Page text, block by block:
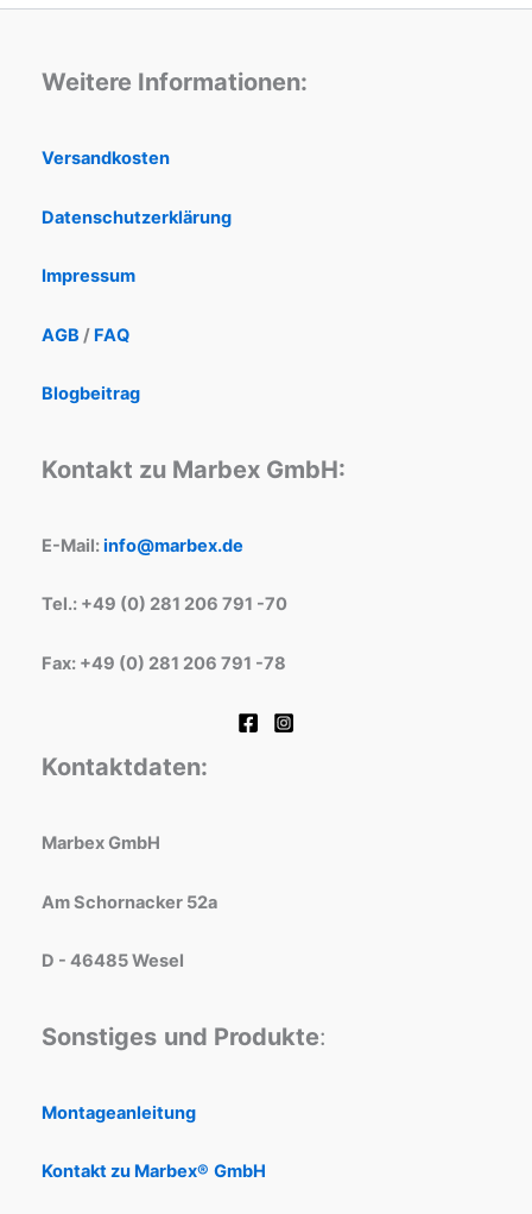
Weitere Informationen:
Versandkosten
Datenschutzerklärung
Impressum
AGB / FAQ
Blogbeitrag
Kontakt zu Marbex GmbH:
E-Mail:info@marbex.de
Tel.: +49 (0) 281 206 791 -70
Fax: +49 (0) 281 206 791 -78
Kontaktdaten:
Marbex GmbH
Am Schornacker 52a
D - 46485 Wesel
Sonstiges und Produkte:
Montageanleitung
Kontakt zu Marbex® GmbH